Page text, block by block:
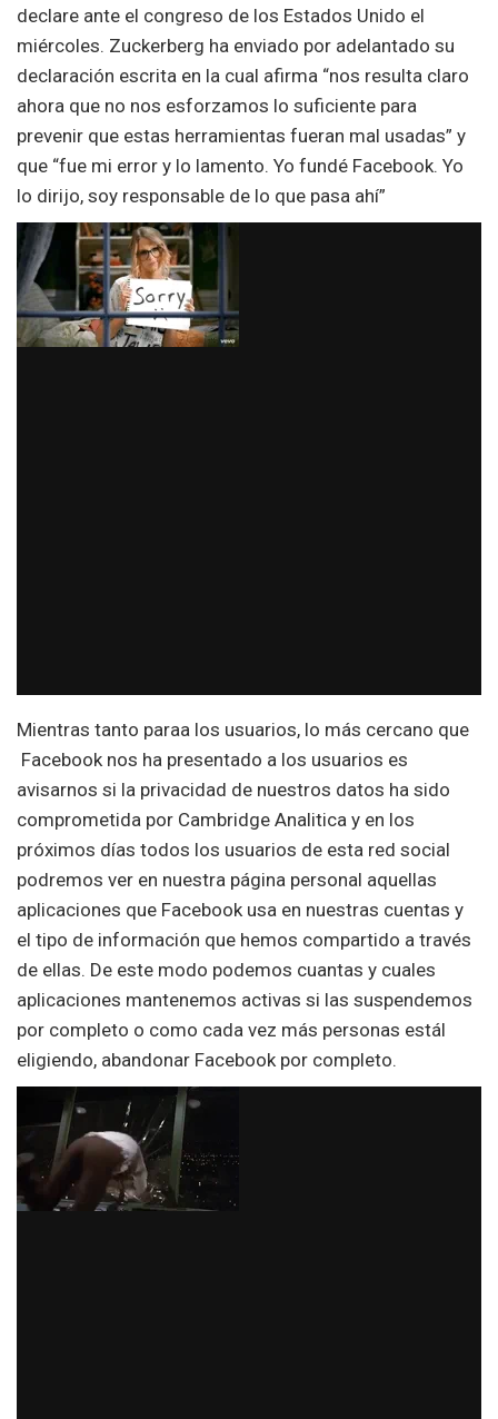
declare ante el congreso de los Estados Unido el
miércoles. Zuckerberg ha enviado por adelantado su
declaración escrita en la cual afirma “nos resulta claro
ahora que no nos esforzamos lo suficiente para
prevenir que estas herramientas fueran mal usadas” y
que “fue mi error y lo lamento. Yo fundé Facebook. Yo
lo dirijo, soy responsable de lo que pasa ahí”
Mientras tanto paraa los usuarios, lo más cercano que
Facebook nos ha presentado a los usuarios es
avisarnos si la privacidad de nuestros datos ha sido
comprometida por Cambridge Analitica y en los
próximos días todos los usuarios de esta red social
podremos ver en nuestra página personal aquellas
aplicaciones que Facebook usa en nuestras cuentas y
el tipo de información que hemos compartido a través
de ellas. De este modo podemos cuantas y cuales
aplicaciones mantenemos activas si las suspendemos
por completo o como cada vez más personas estál
eligiendo, abandonar Facebook por completo.